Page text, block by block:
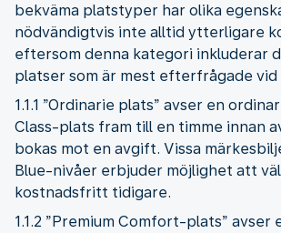
bekväma platstyper har olika
nödvändigtvis inte alltid ytterligare
eftersom denna kategori inkluderar
platser som är mest efterfrågade vid
1.1.1 ”Ordinarie plats” avser en
Class-plats fram till en timme innan
bokas mot en avgift. Vissa
Blue-nivåer erbjuder möjlighet att
kostnadsfritt tidigare.
1.1.2 ”Premium Comfort-plats” avser